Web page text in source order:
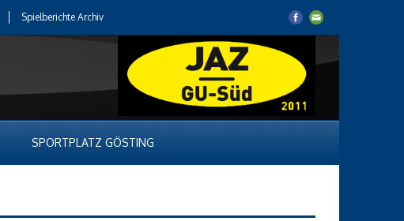
Spielberichte Archiv
SPORTPLATZ GÖSTING